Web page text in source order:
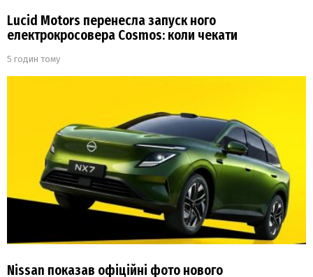
Lucid Motors перенесла запуск ного
електрокросовера Cosmos: коли чекати
5 годин тому
Nissan показав офіційні фото нового